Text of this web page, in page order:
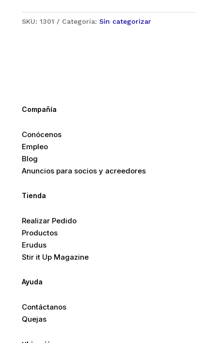
SKU: 1301 Categoría: Sin categorizar
Compañía
Conócenos
Empleo
Blog
Anuncios para socios y acreedores
Tienda
Realizar Pedido
Productos
Erudus
Stir it Up Magazine
Ayuda
Contáctanos
Quejas